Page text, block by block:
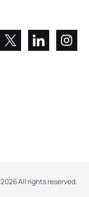
2026All rights reserved.